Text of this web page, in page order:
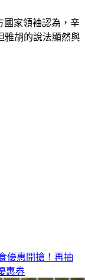
國家領袖認為，辛
雅胡的說法顯然與
優惠開搶！再抽
惠券